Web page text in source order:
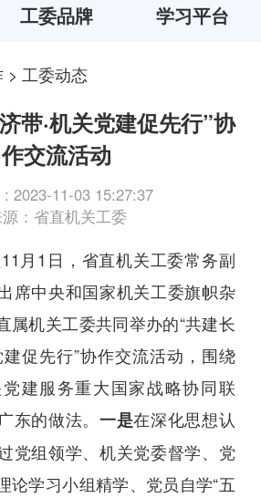
工委品牌 学习平台
> 工委动态
带·机关党建促先行”协
作交流活动
2023-11-03 15:27:37
：省直机关工委
1日，省直机关工委常务副
席中央和国家机关工委旗帜杂
属机关工委共同举办的“共建长
促先行”协作交流活动，围绕
党建服务重大国家战略协同联
东的做法。一是在深化思想认
党组领学、机关党委督学、党
论学习小组精学、党员自学“五